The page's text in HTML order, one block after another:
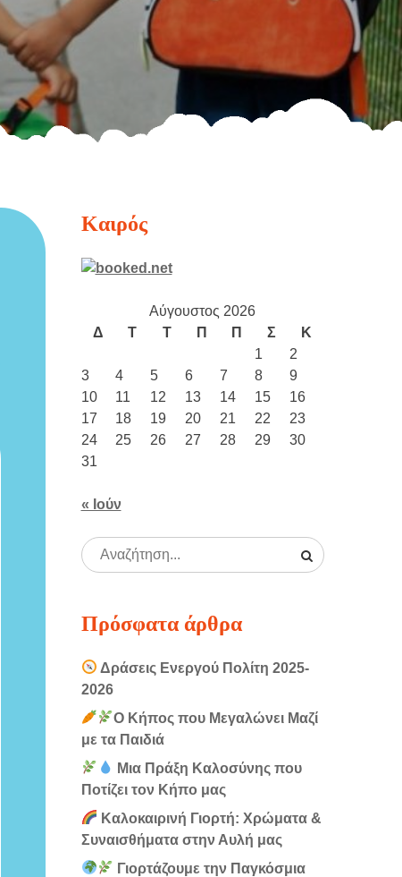
Καιρός
Αύγουστος 2026
Δ
Τ Τ Π Π Σ
Κ
1
2
3
4 5 6 7 8
9
10
11 12 13 14 15
16
17
18 19 20 21 22
23
24
25 26 27 28 29
30
31
« Ιούν
Πρόσφατα άρθρα
Δράσεις Ενεργού Πολίτη 2025-
2026
Ο Κήπος που Μεγαλώνει Μαζί
με τα Παιδιά
Μια Πράξη Καλοσύνης που
Ποτίζει τον Κήπο μας
Καλοκαιρινή Γιορτή: Χρώματα &
Συναισθήματα στην Αυλή μας
Γιορτάζουμε την Παγκόσμια